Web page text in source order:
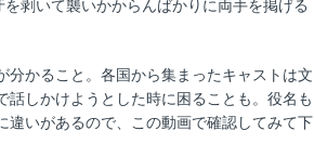
剥いて襲いかからんばかりに両手を掲げる
かること。各国から集まったキャストは文
しかけようとした時に困ることも。役名も
違いがあるので、この動画で確認してみて下